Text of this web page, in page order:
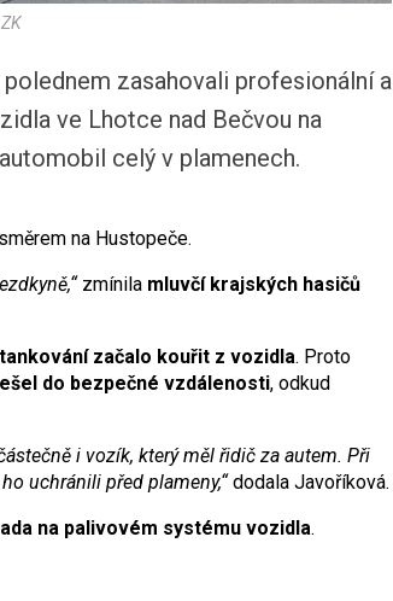
zasahovali profesionální a
ve Lhotce nad Bečvou na
celý v plamenech.
směrem na Hustopeče.
zmínila mluvčí krajských hasičů
začalo kouřit z vozidla. Proto
do bezpečné vzdálenosti, odkud
i vozík, který měl řidič za autem. Při
uchránili před plameny,“dodala Javoříková.
na palivovém systému vozidla.